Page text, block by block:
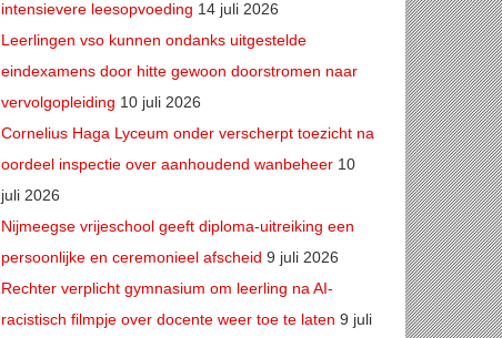
intensievere leesopvoeding 14 juli 2026
Leerlingen vso kunnen ondanks uitgestelde
eindexamens door hitte gewoon doorstromen naar
vervolgopleiding 10 juli 2026
Cornelius Haga Lyceum onder verscherpt toezicht na
oordeel inspectie over aanhoudend wanbeheer 10
juli 2026
Nijmeegse vrijeschool geeft diploma-uitreiking een
persoonlijke en ceremonieel afscheid 9 juli 2026
Rechter verplicht gymnasium om leerling na AI-
racistisch filmpje over docente weer toe te laten 9 juli